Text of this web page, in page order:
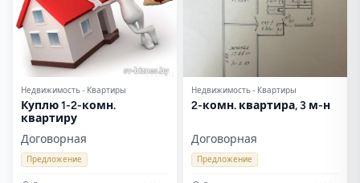
Недвижимость - Квартиры
Куплю 1-2-комн.
квартиру
Договорная
Предложение
Недвижимость - Квартиры
2-комн. квартира, 3 м-н
Договорная
Предложение